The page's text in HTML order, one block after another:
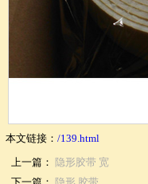
本文链接： /139.html
上一篇：
隐形胶带 宽